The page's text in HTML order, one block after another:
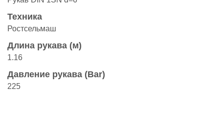
Техника
Ростсельмаш
Длина рукава (м)
1.16
Давление рукава (Bar)
225